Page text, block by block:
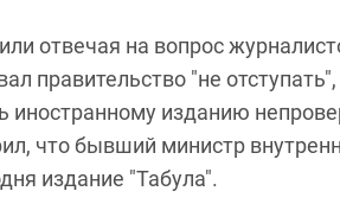
отвечая на вопрос
правительство "не
иностранному изданию
что бывший министр
издание "Табула".